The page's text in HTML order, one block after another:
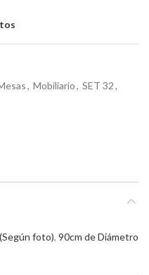
, Mobiliario, SET 32,
foto), 90cm de Diámetro